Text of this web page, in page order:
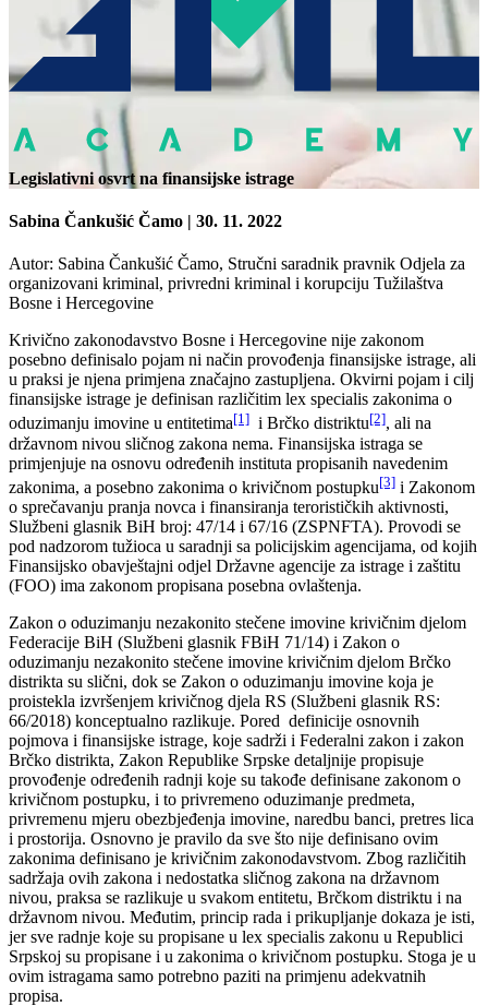
Legislativni osvrt na finansijske istrage
Sabina Čankušić Čamo | 30. 11. 2022
Autor: Sabina Čankušić Čamo, Stručni saradnik pravnik Odjela za
organizovani kriminal, privredni kriminal i korupciju Tužilaštva
Bosne i Hercegovine
Krivično zakonodavstvo Bosne i Hercegovine nije zakonom
posebno definisalo pojam ni način provođenja finansijske istrage, ali
u praksi je njena primjena značajno zastupljena. Okvirni pojam i cilj
finansijske istrage je definisan različitim lex specialis zakonima o
oduzimanju imovine u entitetima[1] i Brčko distriktu[2], ali na
državnom nivou sličnog zakona nema. Finansijska istraga se
primjenjuje na osnovu određenih instituta propisanih navedenim
zakonima, a posebno zakonima o krivičnom postupku[3] i Zakonom
o sprečavanju pranja novca i finansiranja terorističkih aktivnosti,
Službeni glasnik BiH broj: 47/14 i 67/16 (ZSPNFTA). Provodi se
pod nadzorom tužioca u saradnji sa policijskim agencijama, od kojih
Finansijsko obavještajni odjel Državne agencije za istrage i zaštitu
(FOO) ima zakonom propisana posebna ovlaštenja.
Zakon o oduzimanju nezakonito stečene imovine krivičnim djelom
Federacije BiH (Službeni glasnik FBiH 71/14) i Zakon o
oduzimanju nezakonito stečene imovine krivičnim djelom Brčko
distrikta su slični, dok se Zakon o oduzimanju imovine koja je
proistekla izvršenjem krivičnog djela RS (Službeni glasnik RS:
66/2018) konceptualno razlikuje. Pored definicije osnovnih
pojmova i finansijske istrage, koje sadrži i Federalni zakon i zakon
Brčko distrikta, Zakon Republike Srpske detaljnije propisuje
provođenje određenih radnji koje su takođe definisane zakonom o
krivičnom postupku, i to privremeno oduzimanje predmeta,
privremenu mjeru obezbjeđenja imovine, naredbu banci, pretres lica
i prostorija. Osnovno je pravilo da sve što nije definisano ovim
zakonima definisano je krivičnim zakonodavstvom. Zbog različitih
sadržaja ovih zakona i nedostatka sličnog zakona na državnom
nivou, praksa se razlikuje u svakom entitetu, Brčkom distriktu i na
državnom nivou. Međutim, princip rada i prikupljanje dokaza je isti,
jer sve radnje koje su propisane u lex specialis zakonu u Republici
Srpskoj su propisane i u zakonima o krivičnom postupku. Stoga je u
ovim istragama samo potrebno paziti na primjenu adekvatnih
propisa.